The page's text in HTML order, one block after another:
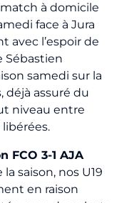
à domicile
face à Jura
avec l’espoir de
Sébastien
samedi sur la
déjà assuré du
niveau entre
FCO 3-1 AJA
saison, nos U19
en raison